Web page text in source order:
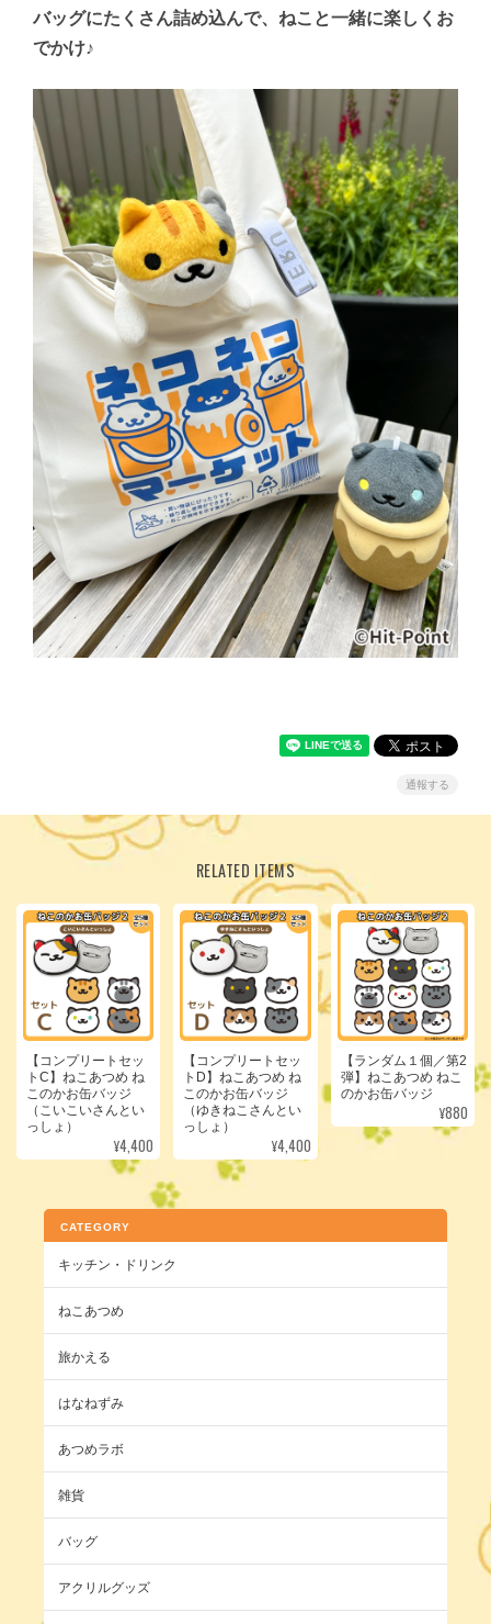
バッグにたくさん詰め込んで、ねこと一緒に楽しくお
でかけ♪
通報する
RELATED ITEMS
【コンプリートセッ
トC】ねこあつめ ね
このかお缶バッジ
（こいこいさんとい
っしょ）
¥4,400
【コンプリートセッ
トD】ねこあつめ ね
このかお缶バッジ
（ゆきねこさんとい
っしょ）
¥4,400
【ランダム１個／第2
弾】ねこあつめ ねこ
のかお缶バッジ
¥880
CATEGORY
キッチン・ドリンク
ねこあつめ
旅かえる
はなねずみ
あつめラボ
雑貨
バッグ
アクリルグッズ